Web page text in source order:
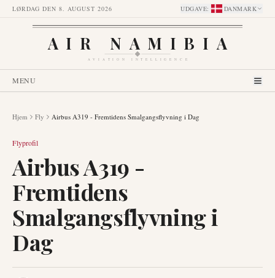
LØRDAG DEN 8. AUGUST 2026 UDGAVE: DANMARK
AIR NAMIBIA
AVIATION INTELLIGENCE
MENU
Hjem Fly Airbus A319 - Fremtidens Smalgangsflyvning i Dag
Flyprofil
Airbus A319 -
Fremtidens
Smalgangsflyvning i
Dag